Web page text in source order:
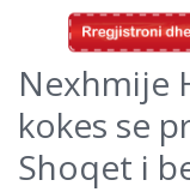
Nexhmije
kokes se
Shoqet i